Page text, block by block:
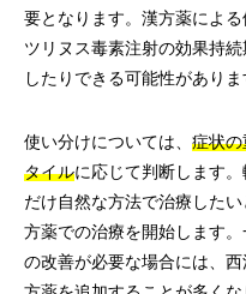
要となります。漢方薬によ
ツリヌス毒素注射の効果持
したりできる可能性がありま
使い分けについては、 症状
タイルに応じて判断します
だけ自然な方法で治療した
方薬での治療を開始します
の改善が必要な場合には、